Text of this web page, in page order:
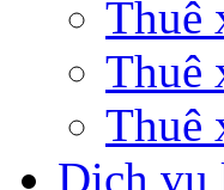
Thuê
Thuê
Thuê
Dịch vụ